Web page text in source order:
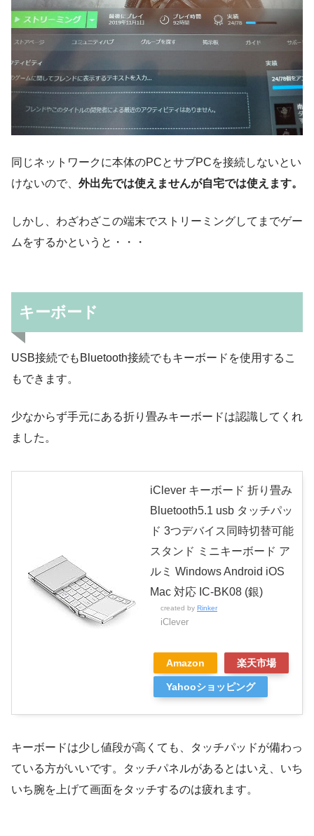
同じネットワークに本体のPCとサブPCを接続しないとい
けないので、 外出先では使えませんが自宅では使えます。
しかし、わざわざこの端末でストリーミングしてまでゲー
ムをするかというと・・・
キーボード
USB接続でもBluetooth接続でもキーボードを使用するこ
もできます。
少なからず手元にある折り畳みキーボードは認識してくれ
ました。
iClever キーボード 折り畳み
Bluetooth5.1 usb タッチパッ
ド 3つデバイス同時切替可能
スタンド ミニキーボード ア
ルミ Windows Android iOS
Mac 対応 IC-BK08 (銀)
created by Rinker
iClever
Amazon 楽天市場
Yahooショッピング
キーボードは少し値段が高くても、タッチパッドが備わっ
ている方がいいです。タッチパネルがあるとはいえ、いち
いち腕を上げて画面をタッチするのは疲れます。